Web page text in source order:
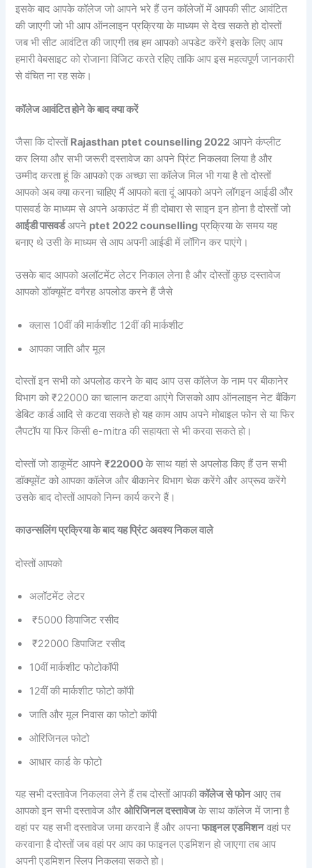
इसके बाद आपके कॉलेज जो आपने भरे हैं उन कॉलेजों में आपकी सीट आवंटित
की जाएगी जो भी आप ऑनलाइन प्रक्रिया के माध्यम से देख सकते हो दोस्तों
जब भी सीट आवंटित की जाएगी तब हम आपको अपडेट करेंगे इसके लिए आप
हमारी वेबसाइट को रोजाना विजिट करते रहिए ताकि आप इस महत्वपूर्ण जानकारी
से वंचित ना रह सके।
कॉलेज आवंटित होने के बाद क्या करें
जैसा कि दोस्तों Rajasthan ptet counselling 2022 आपने कंप्लीट
कर लिया और सभी जरूरी दस्तावेज का अपने प्रिंट निकलवा लिया है और
उम्मीद करता हूं कि आपको एक अच्छा सा कॉलेज मिल भी गया है तो दोस्तों
आपको अब क्या करना चाहिए मैं आपको बता दूं आपको अपने लॉगइन आईडी और
पासवर्ड के माध्यम से अपने अकाउंट में ही दोबारा से साइन इन होना है दोस्तों जो
आईडी पासवर्डअपने ptet 2022 counselling प्रक्रिया के समय यह
बनाए थे उसी के माध्यम से आप अपनी आईडी में लॉगिन कर पाएंगे।
उसके बाद आपको अलॉटमेंट लेटर निकाल लेना है और दोस्तों कुछ दस्तावेज
आपको डॉक्यूमेंट वगैरह अपलोड करने हैं जैसे
क्लास 10वीं की मार्कशीट 12वीं की मार्कशीट
आपका जाति और मूल
दोस्तों इन सभी को अपलोड करने के बाद आप उस कॉलेज के नाम पर बीकानेर
विभाग को ₹22000 का चालान कटवा आएंगे जिसको आप ऑनलाइन नेट बैंकिंग
डेबिट कार्ड आदि से कटवा सकते हो यह काम आप अपने मोबाइल फोन से या फिर
लैपटॉप या फिर किसी e-mitra की सहायता से भी करवा सकते हो।
दोस्तों जो डाकूमेंट आपने₹22000के साथ यहां से अपलोड किए हैं उन सभी
डॉक्यूमेंट को आपका कॉलेज और बीकानेर विभाग चेक करेंगे और अप्रूव करेंगे
उसके बाद दोस्तों आपको निम्न कार्य करने हैं।
काउन्सलिंग प्रक्रिया के बाद यह प्रिंट अवश्य निकल वाले
दोस्तों आपको
अलॉटमेंट लेटर
₹5000 डिपाजिट रसीद
₹22000 डिपाजिट रसीद
10वीं मार्कशीट फोटोकॉपी
12वीं की मार्कशीट फोटो कॉपी
जाति और मूल निवास का फोटो कॉपी
ओरिजिनल फोटो
आधार कार्ड के फोटो
यह सभी दस्तावेज निकलवा लेने हैं तब दोस्तों आपकीकॉलेज से फोनआए तब
आपको इन सभी दस्तावेज औरओरिजिनल दस्तावेजके साथ कॉलेज में जाना है
वहां पर यह सभी दस्तावेज जमा करवाने हैं और अपनाफाइनल एडमिशनवहां पर
करवाना है दोस्तों जब वहां पर आप का फाइनल एडमिशन हो जाएगा तब आप
अपनी एडमिशन स्लिप निकलवा सकते हो।